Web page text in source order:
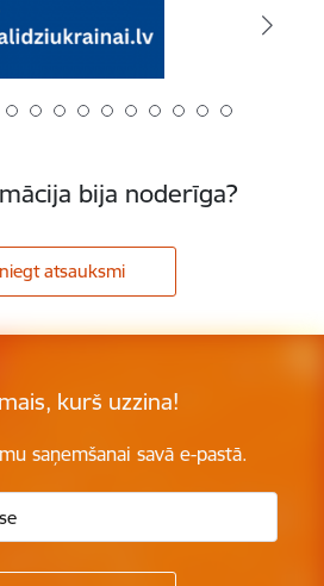
bija noderīga?
atsauksmi
kurš uzzina!
saņemšanai savā e-pastā.